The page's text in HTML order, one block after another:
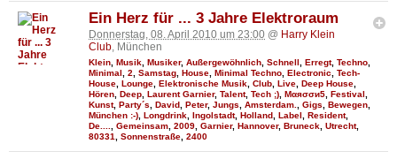
Ein Herz für ... 3 Jahre Elektroraum
Donnerstag, 08. April 2010 um 23:00 @ Harry Klein
Club, München
Klein Musik Musiker, Außergewöhnlich Schnell Erregt, Techno
Minimal
2 Samstag House Minimal Techno Electronic
Tech-
House Lounge Elektronische Musik Club Live Deep House
Hören Deep Laurent Garnier, Talent, Tech ;) Мαяσσи5 Festival
Kunst, Party´s David Peter, Jungs Amsterdam. Gigs Bewegen
München :-) Longdrink Ingolstadt, Holland Label Resident,
De....
Gemeinsam 2009 Garnier, Hannover, Bruneck Utrecht,
80331
Sonnenstraße 2400